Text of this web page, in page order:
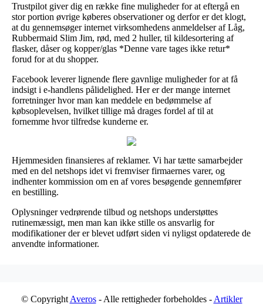
Trustpilot giver dig en række fine muligheder for at eftergå en
stor portion øvrige køberes observationer og derfor er det klogt,
at du gennemsøger internet virksomhedens anmeldelser af Låg,
Rubbermaid Slim Jim, rød, med 2 huller, til kildesortering af
flasker, dåser og kopper/glas *Denne vare tages ikke retur*
forud for at du shopper.
Facebook leverer lignende flere gavnlige muligheder for at få
indsigt i e-handlens pålidelighed. Her er der mange internet
forretninger hvor man kan meddele en bedømmelse af
købsoplevelsen, hvilket tillige må drages fordel af til at
fornemme hvor tilfredse kunderne er.
Hjemmesiden finansieres af reklamer. Vi har tætte samarbejder
med en del netshops idet vi fremviser firmaernes varer, og
indhenter kommission om en af vores besøgende gennemfører
en bestilling.
Oplysninger vedrørende tilbud og netshops understøttes
rutinemæssigt, men man kan ikke stille os ansvarlig for
modifikationer der er blevet udført siden vi nyligst opdaterede de
anvendte informationer.
© Copyright Averos- Alle rettigheder forbeholdes - Artikler